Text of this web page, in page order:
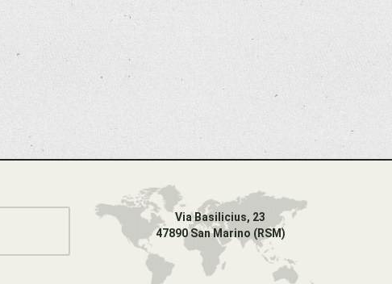
Via Basilicius, 23
47890 San Marino (RSM)